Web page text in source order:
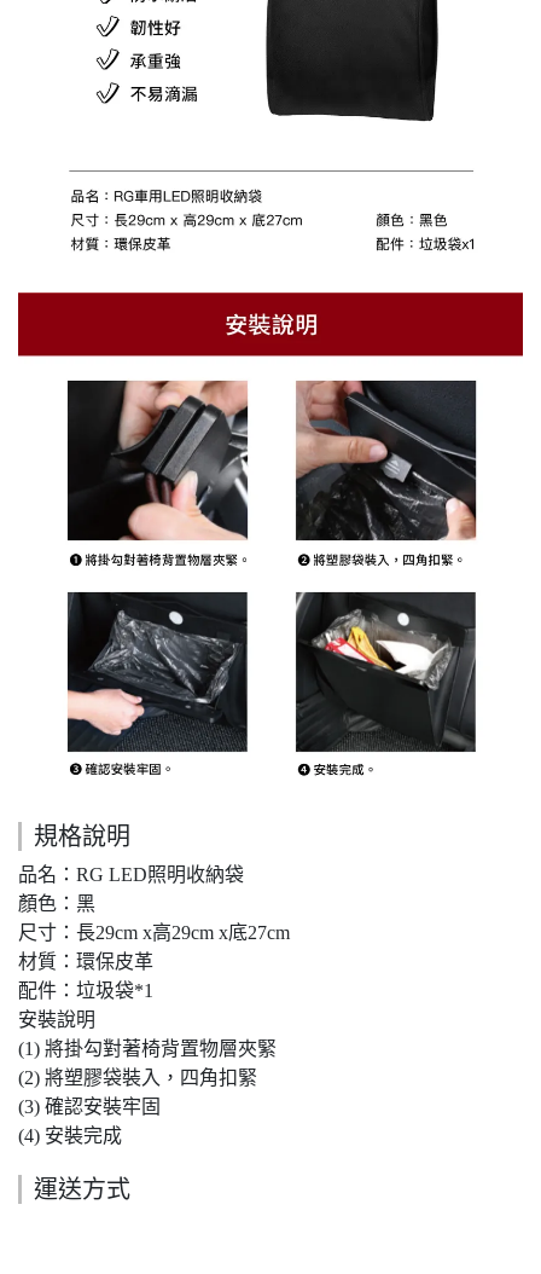
規格說明
品名：RG LED照明收納袋
顏色：黑
尺寸：長29cm x高29cm x底27cm
材質：環保皮革
配件：垃圾袋*1
安裝說明
(1) 將掛勾對著椅背置物層夾緊
(2) 將塑膠袋裝入，四角扣緊
(3) 確認安裝牢固
(4) 安裝完成
運送方式